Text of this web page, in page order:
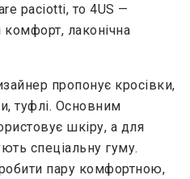
paciotti, то 4US —
лаконічна
пропонує кросівки,
туфлі. Основним
шкіру, а для
спеціальну гуму.
пару комфортною,